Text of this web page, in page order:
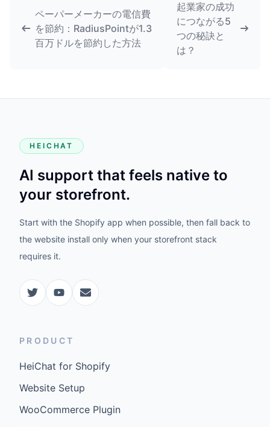
ペーパーメーカーの電信費
を節約：RadiusPointが1.3
百万ドルを節約した方法
起業家の成功
につながる5
つの秘訣と
は？
HEICHAT
AI support that feels native to
your storefront.
Start with the Shopify app when possible, then fall back to
the website install only when your storefront stack
requires it.
PRODUCT
HeiChat for Shopify
Website Setup
WooCommerce Plugin